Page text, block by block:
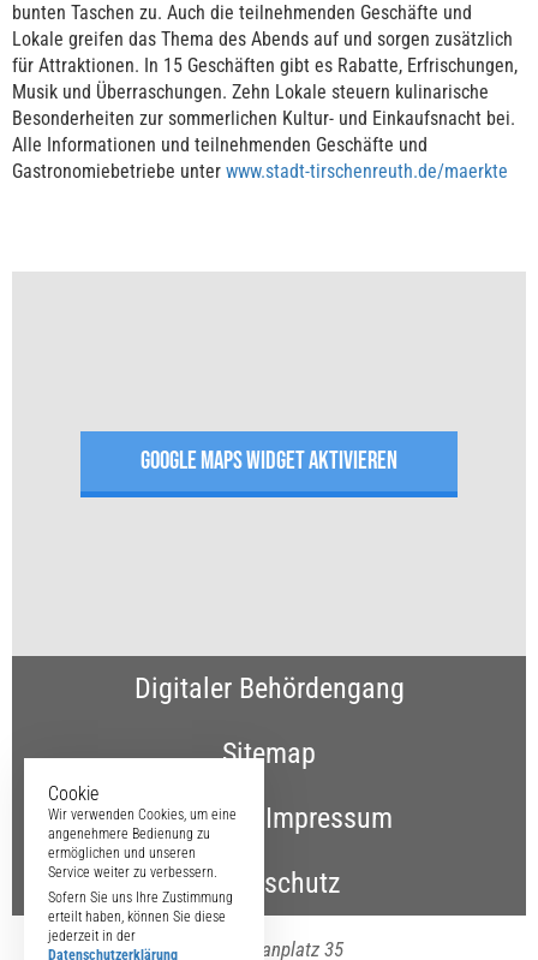
bunten Taschen zu. Auch die teilnehmenden Geschäfte und
Lokale greifen das Thema des Abends auf und sorgen zusätzlich
für Attraktionen. In 15 Geschäften gibt es Rabatte, Erfrischungen,
Musik und Überraschungen. Zehn Lokale steuern kulinarische
Besonderheiten zur sommerlichen Kultur- und Einkaufsnacht bei.
Alle Informationen und teilnehmenden Geschäfte und
Gastronomiebetriebe unter www.stadt-tirschenreuth.de/maerkte
GOOGLE MAPS WIDGET AKTIVIEREN
Digitaler Behördengang
Sitemap
Kontakt & Impressum
Datenschutz
Maximilianplatz 35
Cookie
Wir verwenden Cookies, um eine
angenehmere Bedienung zu
ermöglichen und unseren
Service weiter zu verbessern.
Sofern Sie uns Ihre Zustimmung
erteilt haben, können Sie diese
jederzeit in der
Datenschutzerklärung